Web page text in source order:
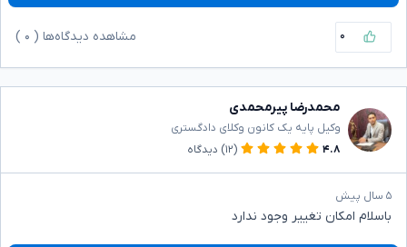
۰ مشاهده دیدگاه‌ها ( ۰
محمدرضا پیرمحمدی
وکیل پایه یک کانون وکلای دادگستری
۴.۸
(۱۲) دیدگاه
۵ سال پیش
باسلام امکان تغییر وجود ندارد